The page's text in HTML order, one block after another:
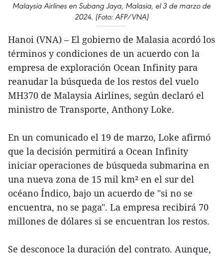
Malaysia Airlines en Subang Jaya, Malasia, el 3 de marzo de
2024. (Foto: AFP/VNA)
Hanoi (VNA) – El gobierno de Malasia acordó los
términos y condiciones de un acuerdo con la
empresa de exploración Ocean Infinity para
reanudar la búsqueda de los restos del vuelo
MH370 de Malaysia Airlines, según declaró el
ministro de Transporte, Anthony Loke.
En un comunicado el 19 de marzo, Loke afirmó
que la decisión permitirá a Ocean Infinity
iniciar operaciones de búsqueda submarina en
una nueva zona de 15 mil km² en el sur del
océano Índico, bajo un acuerdo de "si no se
encuentra, no se paga". La empresa recibirá 70
millones de dólares si se encuentran los restos.
Se desconoce la duración del contrato. Aunque,